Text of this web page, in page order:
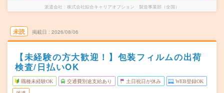
派遣会社 株式会社綜合キャリアオプション 製造事業部（全国）
未読 掲載日 2026/08/06
【未経験の方大歓迎！】包装フィルムの出荷
検査/日払いOK
職種未経験OK 交通費別途支給あり 土日祝日が休み WEB登録OK